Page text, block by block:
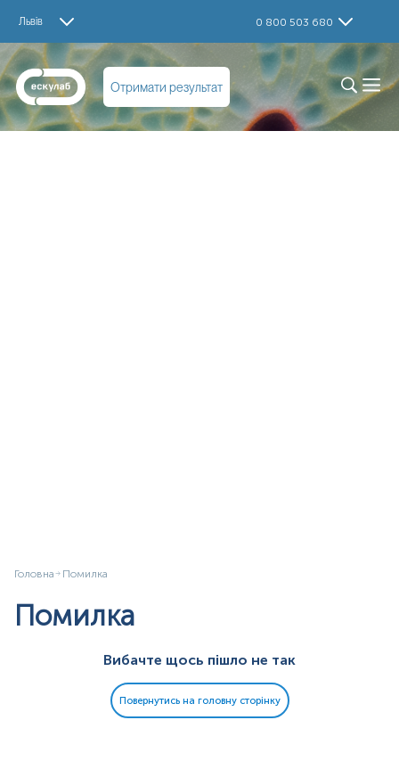
Львів 0 800 503 680
Отримати результат
Головна Помилка
Помилка
Вибачте щось пішло не так
Повернутись на головну сторінку